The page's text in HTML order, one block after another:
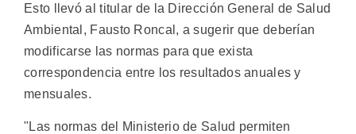
Esto llevó al titular de la Dirección General de Salud
Ambiental, Fausto Roncal, a sugerir que deberían
modificarse las normas para que exista
correspondencia entre los resultados anuales y
mensuales.
"Las normas del Ministerio de Salud permiten